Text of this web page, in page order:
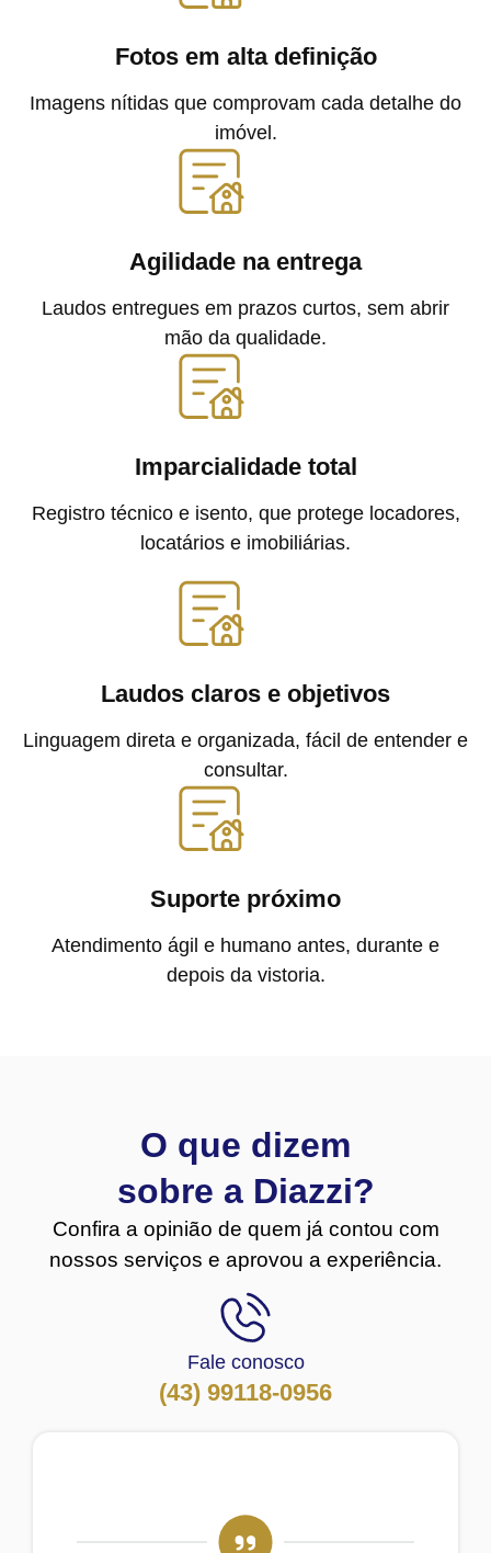
Fotos em alta definição
Imagens nítidas que comprovam cada detalhe do
imóvel.
Agilidade na entrega
Laudos entregues em prazos curtos, sem abrir
mão da qualidade.
Imparcialidade total
Registro técnico e isento, que protege locadores,
locatários e imobiliárias.
Laudos claros e objetivos
Linguagem direta e organizada, fácil de entender e
consultar.
Suporte próximo
Atendimento ágil e humano antes, durante e
depois da vistoria.
O que dizem
sobre a Diazzi?
Confira a opinião de quem já contou com
nossos serviços e aprovou a experiência.
Fale conosco
(43) 99118-0956